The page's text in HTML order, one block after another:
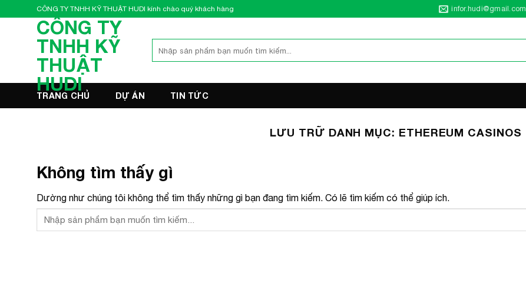
qua
CÔNG TY TNHH KỸ THUẬT HUDI kính chào quý khách hàng infor.hudi@gmail.com
CÔNG TY
TNHH KỸ
THUẬT
HUDI
kiếm:
TRANG CHỦ DỰ ÁN TIN TỨC
LƯU TRỮ DANH MỤC: ETHEREUM CASINOS
Không tìm thấy gì
Dường như chúng tôi không thể tìm thấy những gì bạn đang tìm kiếm. Có lẽ tìm kiếm có thể giúp ích.